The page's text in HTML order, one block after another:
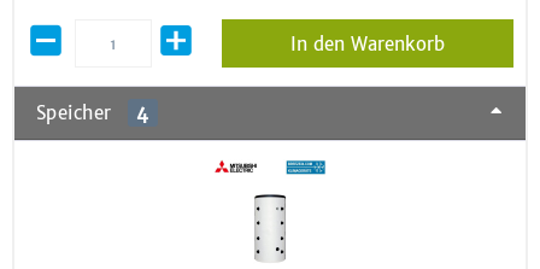
In den Warenkorb
Speicher 4